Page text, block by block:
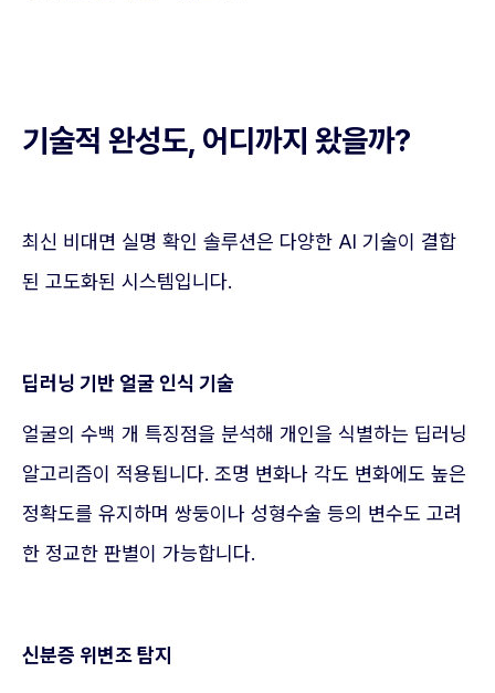
기술적 완성도, 어디까지 왔을까?
최신 비대면 실명 확인 솔루션은 다양한 AI 기술이 결합
된 고도화된 시스템입니다.
딥러닝 기반 얼굴 인식 기술
얼굴의 수백 개 특징점을 분석해 개인을 식별하는 딥러닝
알고리즘이 적용됩니다. 조명 변화나 각도 변화에도 높은
정확도를 유지하며 쌍둥이나 성형수술 등의 변수도 고려
한 정교한 판별이 가능합니다.
신분증 위변조 탐지